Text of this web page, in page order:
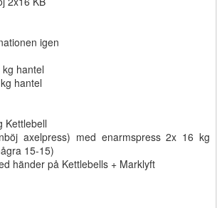
igen
hantel
hantel
Kettlebell
axelpress) med enarmspress 2x 16 kg
15-15)
händer på Kettlebells + Marklyft